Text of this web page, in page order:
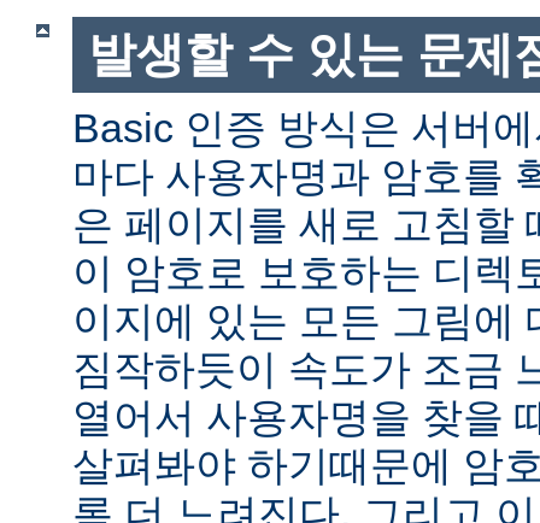
발생할 수 있는 문제
Basic 인증 방식은 서버
마다 사용자명과 암호를
은 페이지를 새로 고침할
이 암호로 보호하는 디렉
이지에 있는 모든 그림에
짐작하듯이 속도가 조금
열어서 사용자명을 찾을
살펴봐야 하기때문에 암
록 더 느려진다. 그리고